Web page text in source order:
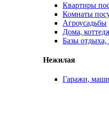
Квартиры
Комнаты
Агроусадьбы
Дома,
Базы
Нежилая
Гаражи,